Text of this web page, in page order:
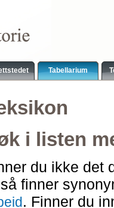
Tabellarium
i listen
du ikke det
finner
. Finner du